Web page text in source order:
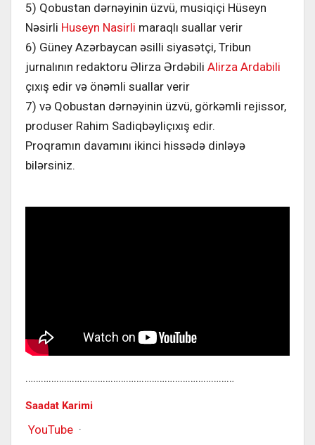
5) Qobustan dərnəyinin üzvü, musiqiçi Hüseyn
Nəsirli Huseyn Nasirli maraqlı suallar verir
6) Güney Azərbaycan əsilli siyasətçi, Tribun
jurnalının redaktoru Əlirza Ərdəbili Alirza Ardabili
çıxış edir və önəmli suallar verir
7) və Qobustan dərnəyinin üzvü, görkəmli rejissor,
produser Rahim Sadiqbəyliçıxış edir.
Proqramın davamını ikinci hissədə dinləyə
bilərsiniz.
………………………………………………………………………
Saadat Karimi
YouTube ·